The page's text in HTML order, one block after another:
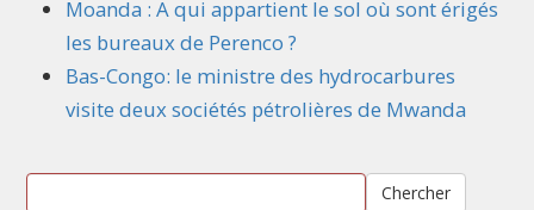
Moanda : A qui appartient le sol où sont érigés
les bureaux de Perenco ?
Bas-Congo: le ministre des hydrocarbures
visite deux sociétés pétrolières de Mwanda
Chercher